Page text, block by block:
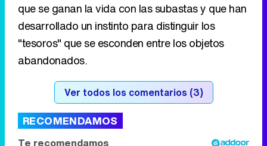
que se ganan la vida con las subastas y que han
desarrollado un instinto para distinguir los
"tesoros" que se esconden entre los objetos
abandonados.
Ver todos los comentarios (3)
RECOMENDAMOS